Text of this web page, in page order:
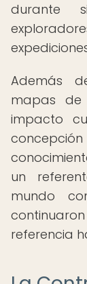
durante
Además
mapas de
impacto
un
mundo
referencia